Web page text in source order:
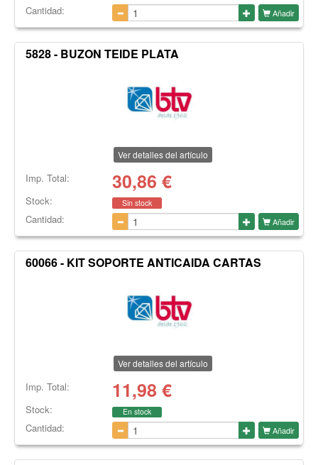
Cantidad: Añadir
5828 - BUZON TEIDE PLATA
Ver detalles del artículo
Imp. Total: 30,86 €
Stock: Sin stock
Cantidad: Añadir
60066 - KIT SOPORTE ANTICAIDA CARTAS
Ver detalles del artículo
Imp. Total: 11,98 €
Stock: En stock
Cantidad: Añadir